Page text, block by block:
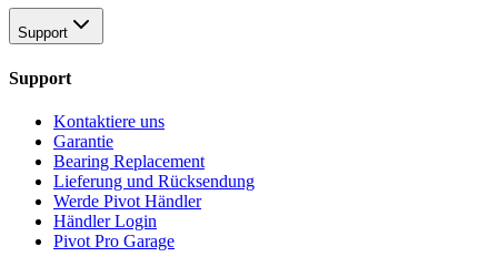
Support
Support
Kontaktiere uns
Garantie
Bearing Replacement
Lieferung und Rücksendung
Werde Pivot Händler
Händler Login
Pivot Pro Garage